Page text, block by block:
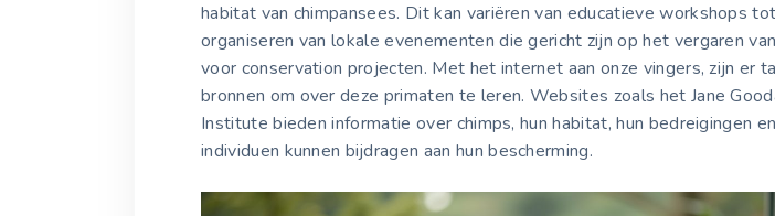
habitat van chimpansees. Dit kan variëren van educatieve workshops
organiseren van lokale evenementen die gericht zijn op het vergaren
voor conservation projecten. Met het internet aan onze vingers, zijn er
bronnen om over deze primaten te leren. Websites zoals het Jane
Institute bieden informatie over chimps, hun habitat, hun bedreigingen
individuen kunnen bijdragen aan hun bescherming.